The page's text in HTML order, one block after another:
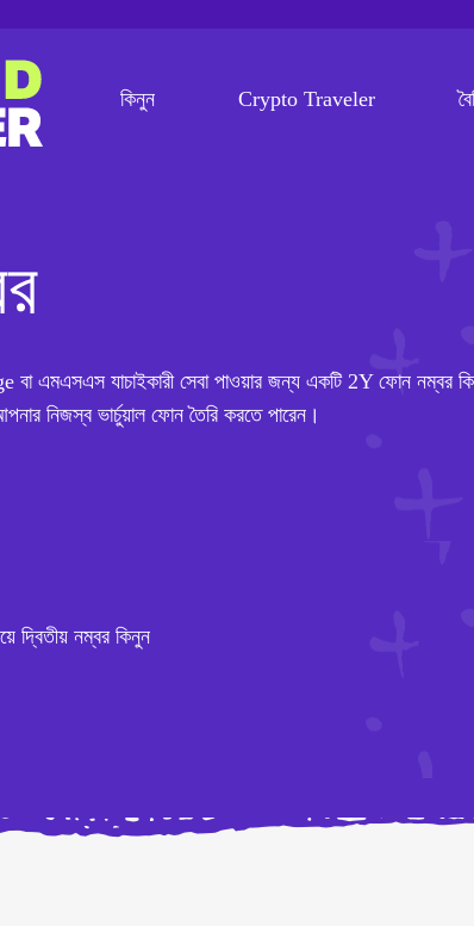
কিনুন Crypto Traveler
যাচাইকারী সেবা পাওয়ার জন্য একটি 2Y ফোন নম্বর
নিজস্ব ভার্চুয়াল ফোন তৈরি করতে পারেন।
দ্বিতীয় নম্বর কিনুন